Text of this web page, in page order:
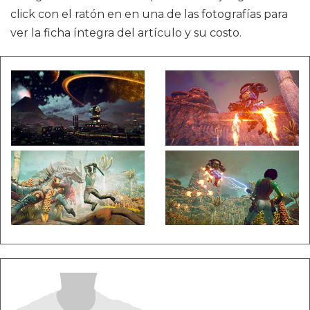
click con el ratón en en una de las fotografías para
ver la ficha íntegra del artículo y su costo.